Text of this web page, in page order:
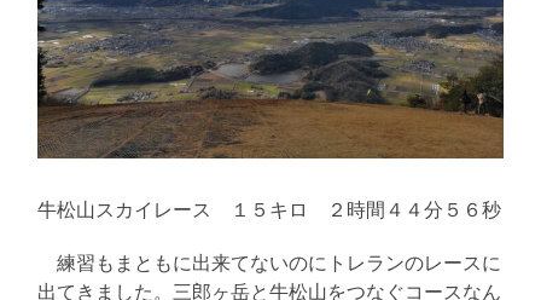
牛松山スカイレース １５キロ ２時間４４分５６秒
練習もまともに出来てないのにトレランのレースに
出てきました。三郎ヶ岳と牛松山をつなぐコースなん